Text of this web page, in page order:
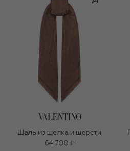
Шаль из шелка и шерсти
64 700 ₽